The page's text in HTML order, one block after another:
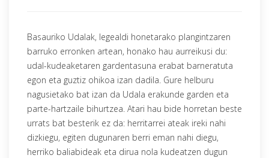
Basauriko Udalak, legealdi honetarako plangintzaren
barruko erronken artean, honako hau aurreikusi du:
udal-kudeaketaren gardentasuna erabat barneratuta
egon eta guztiz ohikoa izan dadila. Gure helburu
nagusietako bat izan da Udala erakunde garden eta
parte-hartzaile bihurtzea. Atari hau bide horretan beste
urrats bat besterik ez da: herritarrei ateak ireki nahi
dizkiegu, egiten dugunaren berri eman nahi diegu,
herriko baliabideak eta dirua nola kudeatzen dugun